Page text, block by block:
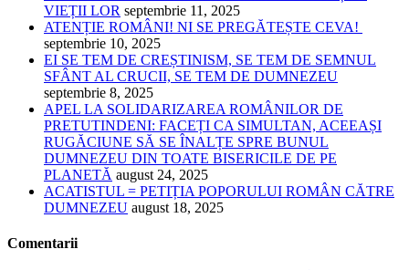
VIEȚII LOR septembrie 11, 2025
ATENȚIE ROMÂNI! NI SE PREGĂTEȘTE CEVA!
septembrie 10, 2025
EI SE TEM DE CREȘTINISM, SE TEM DE SEMNUL
SFÂNT AL CRUCII, SE TEM DE DUMNEZEU
septembrie 8, 2025
APEL LA SOLIDARIZAREA ROMÂNILOR DE
PRETUTINDENI: FACEȚI CA SIMULTAN, ACEEAȘI
RUGĂCIUNE SĂ SE ÎNALȚE SPRE BUNUL
DUMNEZEU DIN TOATE BISERICILE DE PE
PLANETĂ august 24, 2025
ACATISTUL = PETIȚIA POPORULUI ROMÂN CĂTRE
DUMNEZEU august 18, 2025
Comentarii